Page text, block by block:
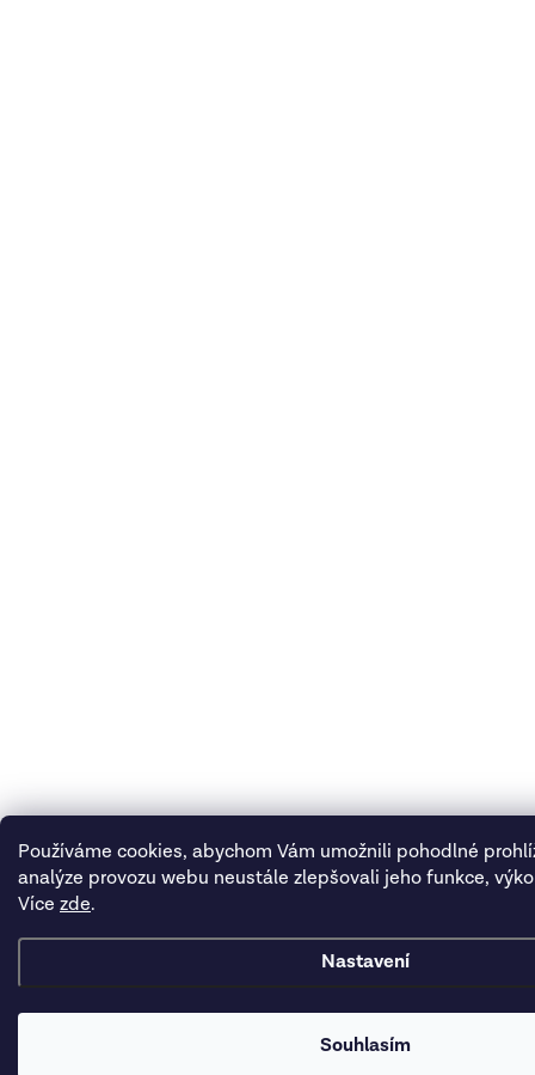
Používáme cookies, abychom Vám umožnili pohodlné
analýze provozu webu neustále zlepšovali jeho funkce,
Více zde.
Nastavení
Souhlasím